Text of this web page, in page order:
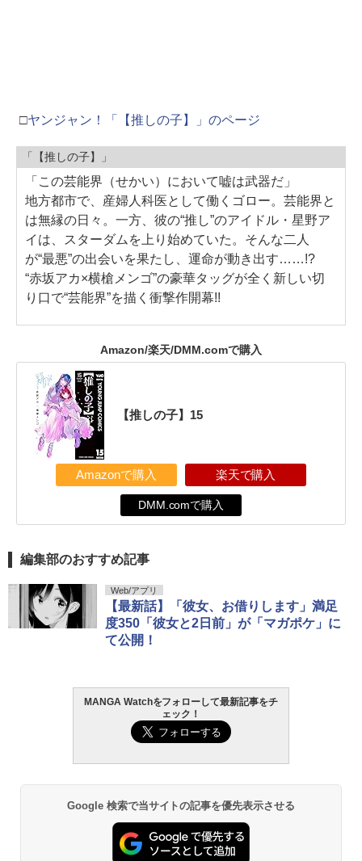
□ヤンジャン！「【推しの子】」のページ
「【推しの子】」
「この芸能界（せかい）において嘘は武器だ」
地方都市で、産婦人科医として働くゴロー。芸能界と
は無縁の日々。一方、彼の“推し”のアイドル・星野ア
イは、スターダムを上り始めていた。そんな二人
が“最悪”の出会いを果たし、運命が動き出す……!?
“赤坂アカ×横槍メンゴ”の豪華タッグが全く新しい切
り口で“芸能界”を描く衝撃作開幕!!
Amazon/楽天/DMM.comで購入
【推しの子】15
Amazonで購入 楽天で購入
DMM.comで購入
編集部のおすすめ記事
Web/アプリ
【最新話】「彼女、お借りします」満足
度350「彼女と2日前」が「マガポケ」に
て公開！
MANGA Watchをフォローして最新記事をチ
ェック！
Google 検索で当サイトの記事を優先表示させる